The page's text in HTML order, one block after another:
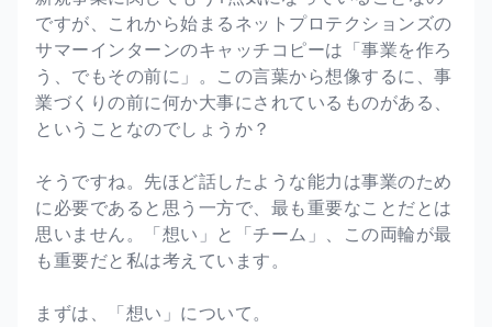
ですが、これから始まるネットプロテクションズの
サマーインターンのキャッチコピーは「事業を作ろ
う、でもその前に」。この言葉から想像するに、事
業づくりの前に何か大事にされているものがある、
ということなのでしょうか？
そうですね。先ほど話したような能力は事業のため
に必要であると思う一方で、最も重要なことだとは
思いません。「想い」と「チーム」、この両輪が最
も重要だと私は考えています。
まずは、「想い」について。